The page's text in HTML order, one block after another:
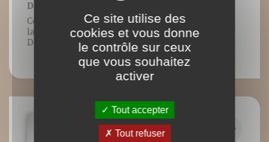
Défaut de posture n°1
Contenu vidéo lié à l’ouvrage Guide de
la foulée, Frédéric Brigaud, Éditions
DésIris.
Ce site utilise des
cookies et vous donne
le contrôle sur ceux
que vous souhaitez
activer
Tout accepter
Tout refuser